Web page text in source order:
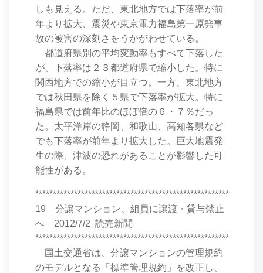
しも見える。ただ、東北地方では下落率が前
年より拡大、震災や東京電力福島第一原発事
故の被害の深刻さをうかがわせている。
都道府県別の平均変動率もすべて下落した
が、下落率は２３都道府県で縮小した。特に
関西地方での縮小が目立つ。一方、東北地方
では秋田県を除く５県で下落率が拡大。特に
福島県では前年比のほぼ倍の６・７％だっ
た。太平洋岸の静岡、和歌山、高知各県など
でも下落率が前年より拡大した。巨大地震発
生の際、津波の恐れがあることが影響した可
能性がある。
19 分譲マンション、組員に譲渡・貸与禁止
へ 2012/7/2 読売新聞
国土交通省は、分譲マンションの管理規約
のモデルとなる「標準管理規約」を改正し、